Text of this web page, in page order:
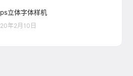
ps立体字体样机
20年2月10日